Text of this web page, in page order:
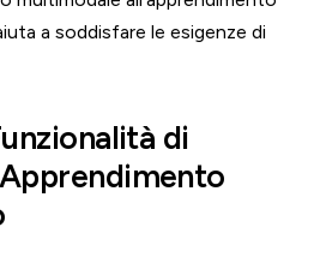
a soddisfare le esigenze di
di